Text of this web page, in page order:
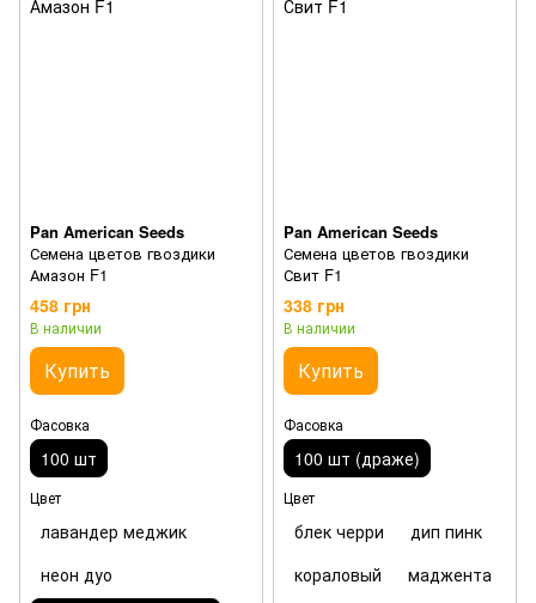
Pan American Seeds
Семена цветов гвоздики
Амазон F1
458 грн
В наличии
Купить
Фасовка
100 шт
Цвет
лавандер меджик
неон дуо
Pan American Seeds
Семена цветов гвоздики
Свит F1
338 грн
В наличии
Купить
Фасовка
100 шт (драже)
Цвет
блек черри
дип пинк
кораловый
маджента